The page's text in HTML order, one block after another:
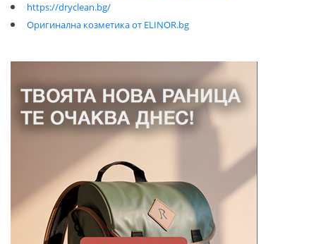
https://dryclean.bg/
Оригинална козметика от ELINOR.bg